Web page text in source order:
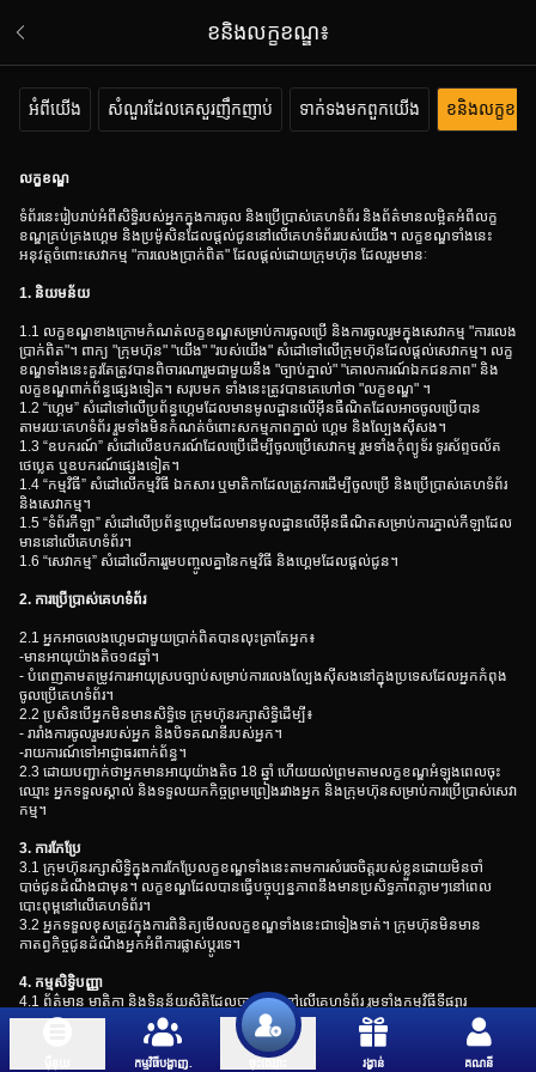
ខនិងលក្ខខណ្ឌ៖
អំពីយើង សំណួរដែលគេសួរញឹកញាប់ ទាក់ទងមកពួកយើង ខនិងលក្ខខណ្
លក្ខខណ្ឌ
ទំព័រនេះរៀបរាប់អំពីសិទ្ធិរបស់អ្នកក្នុងការចូល និងប្រើប្រាស់គេហទំព័រ និងព័ត៌មានលម្អិតអំពីលក្ខ
ខណ្ឌគ្រប់គ្រងហ្គេម និងប្រម៉ូសិនដែលផ្តល់ជូននៅលើគេហទំព័ររបស់យើង។ លក្ខខណ្ឌទាំងនេះ
អនុវត្តចំពោះសេវាកម្ម "ការលេងប្រាក់ពិត" ដែលផ្តល់ដោយក្រុមហ៊ុន ដែលរួមមានៈ
1. និយមន័យ
1.1 លក្ខខណ្ឌខាងក្រោមកំណត់លក្ខខណ្ឌសម្រាប់ការចូលប្រើ និងការចូលរួមក្នុងសេវាកម្ម "ការលេង
ប្រាក់ពិត"។ ពាក្យ "ក្រុមហ៊ុន" "យើង" "របស់យើង" សំដៅទៅលើក្រុមហ៊ុនដែលផ្តល់សេវាកម្ម។ លក្ខ
ខណ្ឌទាំងនេះគួរតែត្រូវបានពិចារណារួមជាមួយនឹង "ច្បាប់ភ្នាល់" "គោលការណ៍ឯកជនភាព" និង
លក្ខខណ្ឌពាក់ព័ន្ធផ្សេងទៀត។ សរុបមក ទាំងនេះត្រូវបានគេហៅថា "លក្ខខណ្ឌ" ។
1.2 “ហ្គេម” សំដៅទៅលើប្រព័ន្ធហ្គេមដែលមានមូលដ្ឋានលើអ៊ីនធឺណិតដែលអាចចូលប្រើបាន
តាមរយៈគេហទំព័រ រួមទាំងមិនកំណត់ចំពោះសកម្មភាពភ្នាល់ ហ្គេម និងល្បែងស៊ីសង។
1.3 “ឧបករណ៍” សំដៅលើឧបករណ៍ដែលប្រើដើម្បីចូលប្រើសេវាកម្ម រួមទាំងកុំព្យូទ័រ ទូរស័ព្ទចល័ត
ថេប្លេត ឬឧបករណ៍ផ្សេងទៀត។
1.4 “កម្មវិធី” សំដៅលើកម្មវិធី ឯកសារ ឬមាតិកាដែលត្រូវការដើម្បីចូលប្រើ និងប្រើប្រាស់គេហទំព័រ
និងសេវាកម្ម។
1.5 “ទំព័រកីឡា” សំដៅលើប្រព័ន្ធហ្គេមដែលមានមូលដ្ឋានលើអ៊ីនធឺណិតសម្រាប់ការភ្នាល់កីឡាដែល
មាននៅលើគេហទំព័រ។
1.6 “សេវាកម្ម” សំដៅលើការរួមបញ្ចូលគ្នានៃកម្មវិធី និងហ្គេមដែលផ្តល់ជូន។
2. ការប្រើប្រាស់គេហទំព័រ
2.1 អ្នកអាចលេងហ្គេមជាមួយប្រាក់ពិតបានលុះត្រាតែអ្នក៖
-មានអាយុយ៉ាងតិច១៨ឆ្នាំ។
- បំពេញតាមតម្រូវការអាយុស្របច្បាប់សម្រាប់ការលេងល្បែងស៊ីសងនៅក្នុងប្រទេសដែលអ្នកកំពុង
ចូលប្រើគេហទំព័រ។
2.2 ប្រសិនបើអ្នកមិនមានសិទ្ធិទេ ក្រុមហ៊ុនរក្សាសិទ្ធិដើម្បី៖
- រារាំងការចូលរួមរបស់អ្នក និងបិទគណនីរបស់អ្នក។
-រាយការណ៍ទៅអាជ្ញាធរពាក់ព័ន្ធ។
2.3 ដោយបញ្ជាក់ថាអ្នកមានអាយុយ៉ាងតិច 18 ឆ្នាំ ហើយយល់ព្រមតាមលក្ខខណ្ឌអំឡុងពេលចុះ
ឈ្មោះ អ្នកទទួលស្គាល់ និងទទួលយកកិច្ចព្រមព្រៀងរវាងអ្នក និងក្រុមហ៊ុនសម្រាប់ការប្រើប្រាស់សេវា
កម្ម។
3. ការកែប្រែ
3.1 ក្រុមហ៊ុនរក្សាសិទ្ធិក្នុងការកែប្រែលក្ខខណ្ឌទាំងនេះតាមការសំរេចចិត្តរបស់ខ្លួនដោយមិនចាំ
បាច់ជូនដំណឹងជាមុន។ លក្ខខណ្ឌដែលបានធ្វើបច្ចុប្បន្នភាពនឹងមានប្រសិទ្ធភាពភ្លាមៗនៅពេល
បោះពុម្ពនៅលើគេហទំព័រ។
3.2 អ្នកទទួលខុសត្រូវក្នុងការពិនិត្យមើលលក្ខខណ្ឌទាំងនេះជាទៀងទាត់។ ក្រុមហ៊ុនមិនមាន
កាតព្វកិច្ចជូនដំណឹងអ្នកអំពីការផ្លាស់ប្តូរទេ។
4. កម្មសិទ្ធិបញ្ញា
4.1 ព័ត៌មាន មាតិកា និងទិន្នន័យស្ថិតិដែលបានផ្តល់នៅលើគេហទំព័រ រួមទាំងកម្មវិធីទីផ្សារ
ហាងឆេង និងមាតិកាទាក់ទងនឹងការភ្នាល់ផ្សេងទៀត គឺជាកម្មសិទ្ធិរបស់ក្រុមហ៊ុន និងអ្នកផ្តល់អាជ្ញា
ប័ណ្ណរបស់ខ្លួន។ ពួកវាត្រូវបានបម្រុងទុកសម្រាប់ការប្រើប្រាស់ផ្ទាល់ខ្លួនតែប៉ុណ្ណោះ និងមិនមែន
សម្រាប់ការចែកចាយពាណិជ្ជកម្មនោះទេ។
កម្មវិធីបង្ហាញ. រង្វាន់ គណនី